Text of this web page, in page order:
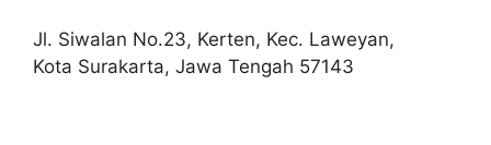
Jl. Siwalan No.23, Kerten, Kec. Laweyan,
Kota Surakarta, Jawa Tengah 57143